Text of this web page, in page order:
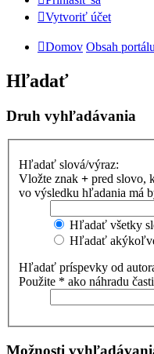
Vytvoriť účet
Domov Obsah portálu
Hľadať
Druh vyhľadávania
Hľadať slová/výraz:
Vložte znak + pred slovo,
vo výsledku hľadania má
Hľadať všetky
Hľadať
Hľadať príspevky od
Použite * ako náhradu
Možnosti